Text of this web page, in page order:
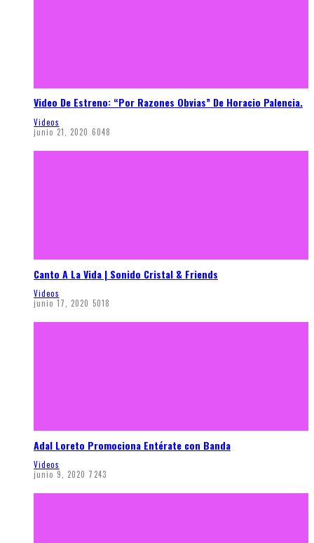
Video De Estreno: “Por Razones Obvias” De Horacio Palencia.
Videos
junio 21, 2020 6048
Canto A La Vida | Sonido Cristal & Friends
Videos
junio 17, 2020 5018
Adal Loreto Promociona Entérate con Banda
Videos
junio 9, 2020 7243